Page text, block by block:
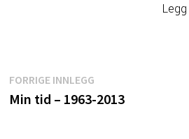
Innleggsnavigasjon
FORRIGE INNLEGG
innlegg:
Min tid – 1963-2013